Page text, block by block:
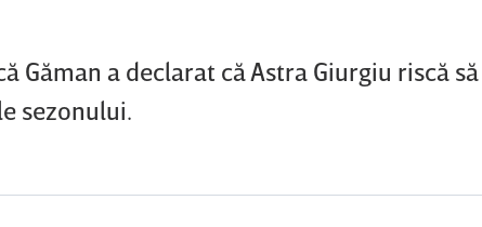
Găman a declarat că Astra Giurgiu riscă
sezonului.